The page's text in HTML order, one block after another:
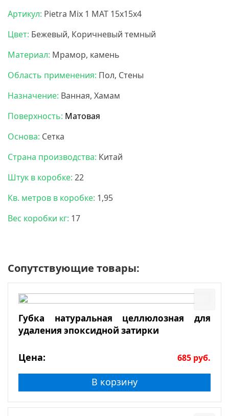
Артикул: Pietra Mix 1 MAT 15x15x4
Цвет: Бежевый, Коричневый темный
Материал: Мрамор, камень
Область применения: Пол, Стены
Назначение: Ванная, Хамам
Поверхность: Матовая
Основа: Сетка
Страна производства: Китай
Штук в коробке: 22
Кв. метров в коробке: 1,95
Вес коробки кг: 17
Сопутствующие товары:
Губка натуральная целлюлозная для
удаления эпоксидной затирки
Цена: 685 руб.
В корзину